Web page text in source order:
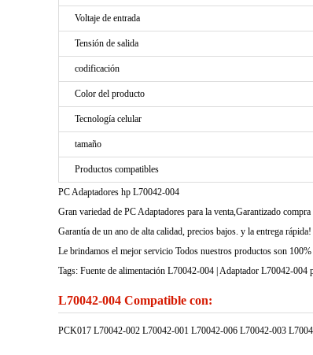
Voltaje de entrada
Tensión de salida
codificación
Color del producto
Tecnología celular
tamaño
Productos compatibles
PC Adaptadores hp L70042-004
Gran variedad de PC Adaptadores para la venta,Garantizado
Garantía de un ano de alta calidad, precios bajos. y la entrega rápida!
Le brindamos el mejor servicio Todos nuestros productos son
Tags: Fuente de alimentación L70042-004 | Adaptador L70042-
L70042-004 Compatible con:
PCK017 L70042-002 L70042-001 L70042-006 L70042-003